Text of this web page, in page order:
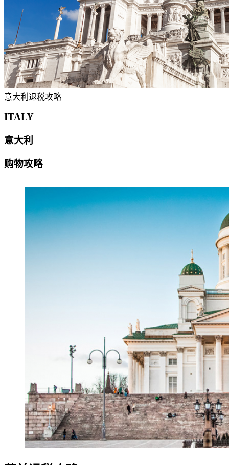
意大利退税攻略
ITALY
意大利
购物攻略